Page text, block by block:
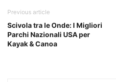
Previous article
Scivola tra le Onde: I Migliori
Parchi Nazionali USA per
Kayak & Canoa